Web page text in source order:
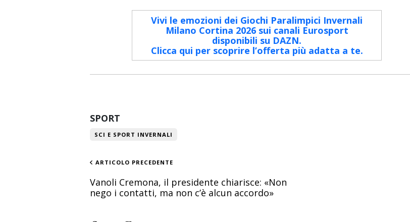
Vivi le emozioni dei Giochi Paralimpici Invernali
Milano Cortina 2026 sui canali Eurosport
disponibili su DAZN.
Clicca qui per scoprire l’offerta più adatta a te.
SPORT
SCI E SPORT INVERNALI
ARTICOLO PRECEDENTE
Vanoli Cremona, il presidente chiarisce: «Non
nego i contatti, ma non c’è alcun accordo»